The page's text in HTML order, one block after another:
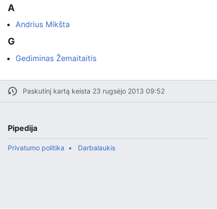
A
Andrius Mikšta
G
Gediminas Žemaitaitis
Paskutinį kartą keista 23 rugsėjo 2013 09:52
Pipedija
Privatumo politika Darbalaukis